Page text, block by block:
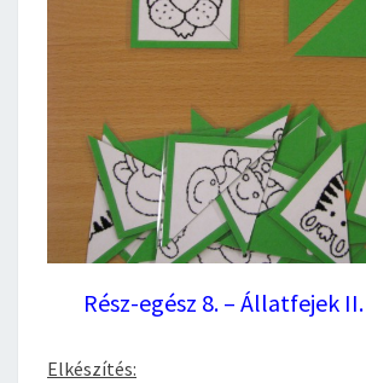
Rész-egész 8. – Állatfejek II.
Elkészítés: